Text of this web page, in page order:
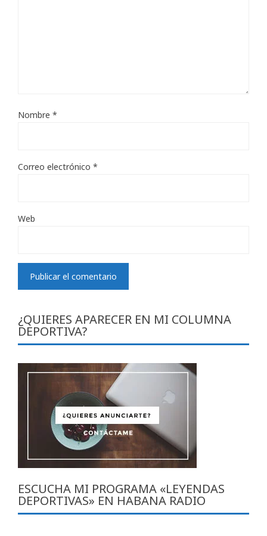
Nombre *
Correo electrónico *
Web
¿QUIERES APARECER EN MI COLUMNA
DEPORTIVA?
ESCUCHA MI PROGRAMA «LEYENDAS
DEPORTIVAS» EN HABANA RADIO